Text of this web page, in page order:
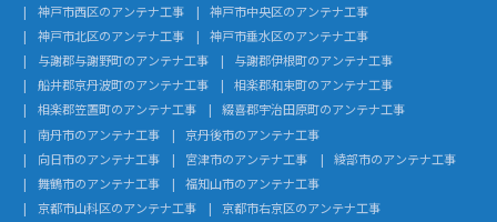
神戸市西区のアンテナ工事
神戸市中央区のアンテナ工事
神戸市北区のアンテナ工事
神戸市垂水区のアンテナ工事
与謝郡与謝野町のアンテナ工事
与謝郡伊根町のアンテナ工事
船井郡京丹波町のアンテナ工事
相楽郡和束町のアンテナ工事
相楽郡笠置町のアンテナ工事
綴喜郡宇治田原町のアンテナ工事
南丹市のアンテナ工事
京丹後市のアンテナ工事
向日市のアンテナ工事
宮津市のアンテナ工事
綾部市のアンテナ工事
舞鶴市のアンテナ工事
福知山市のアンテナ工事
京都市山科区のアンテナ工事
京都市右京区のアンテナ工事